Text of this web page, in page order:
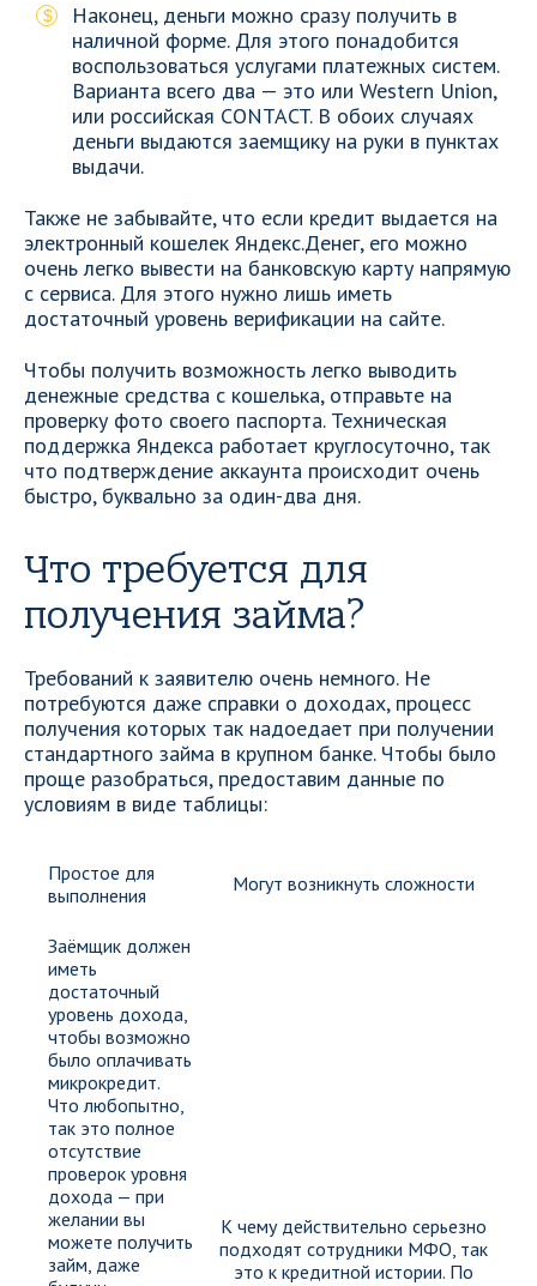
Наконец, деньги можно сразу получить в
наличной форме. Для этого понадобится
воспользоваться услугами платежных систем.
Варианта всего два — это или Western Union,
или российская CONTACT. В обоих случаях
деньги выдаются заемщику на руки в пунктах
выдачи.
Также не забывайте, что если кредит выдается на
электронный кошелек Яндекс.Денег, его можно
очень легко вывести на банковскую карту напрямую
с сервиса. Для этого нужно лишь иметь
достаточный уровень верификации на сайте.
Чтобы получить возможность легко выводить
денежные средства с кошелька, отправьте на
проверку фото своего паспорта. Техническая
поддержка Яндекса работает круглосуточно, так
что подтверждение аккаунта происходит очень
быстро, буквально за один-два дня.
Что требуется для
получения займа?
Требований к заявителю очень немного. Не
потребуются даже справки о доходах, процесс
получения которых так надоедает при получении
стандартного займа в крупном банке. Чтобы было
проще разобраться, предоставим данные по
условиям в виде таблицы:
Простое для
выполнения
Могут возникнуть сложности
Заёмщик должен
иметь
достаточный
уровень дохода,
чтобы возможно
было оплачивать
микрокредит.
Что любопытно,
так это полное
отсутствие
проверок уровня
дохода — при
желании вы
можете получить
займ, даже
К чему действительно серьезно
подходят сотрудники МФО, так
это к кредитной истории. По